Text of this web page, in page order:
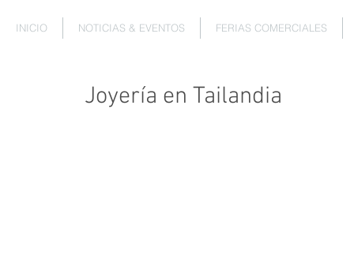
INICIO NOTICIAS & EVENTOS FERIAS COMERCIALES
Joyería en Tailandia